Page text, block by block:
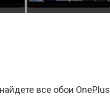
все обои OnePlus